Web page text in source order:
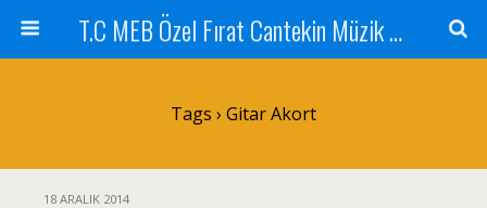
T.C MEB Özel Fırat Cantekin Müzik Kursu
Tags › Gitar Akort
18 ARALIK 2014